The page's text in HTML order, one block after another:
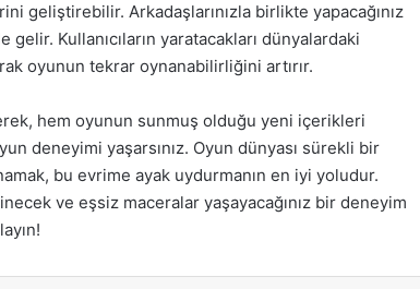
geliştirebilir. Arkadaşlarınızla birlikte yapacağınız
Kullanıcıların yaratacakları dünyalardaki
oyunun tekrar oynanabilirliğini artırır.
hem oyunun sunmuş olduğu yeni içerikleri
deneyimi yaşarsınız. Oyun dünyası sürekli bir
bu evrime ayak uydurmanın en iyi yoludur.
ve eşsiz maceralar yaşayacağınız bir deneyim